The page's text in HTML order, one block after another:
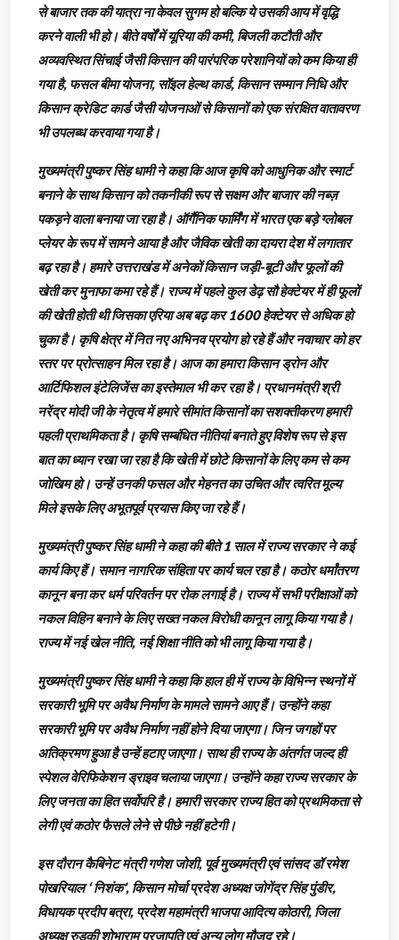
से बाजार तक की यात्रा ना केवल सुगम हो बल्कि ये उसकी आय में वृद्धि
करने वाली भी हो। बीते वर्षों में यूरिया की कमी, बिजली कटौती और
अव्यवस्थित सिंचाई जैसी किसान की पारंपरिक परेशानियों को कम किया ही
गया है, फसल बीमा योजना, सॉइल हेल्थ कार्ड, किसान सम्मान निधि और
किसान क्रेडिट कार्ड जैसी योजनाओं से किसानों को एक संरक्षित वातावरण
भी उपलब्ध करवाया गया है।
मुख्यमंत्री पुष्कर सिंह धामी ने कहा कि आज कृषि को आधुनिक और स्मार्ट
बनाने के साथ किसान को तकनीकी रूप से सक्षम और बाजार की नब्ज़
पकड़ने वाला बनाया जा रहा है। ऑर्गैनिक फार्मिंग में भारत एक बड़े ग्लोबल
प्लेयर के रूप में सामने आया है और जैविक खेती का दायरा देश में लगातार
बढ़ रहा है। हमारे उत्तराखंड में अनेकों किसान जड़ी-बूटी और फूलों की
खेती कर मुनाफा कमा रहे हैं। राज्य में पहले कुल डेढ़ सौ हेक्टेयर में ही फूलों
की खेती होती थी जिसका एरिया अब बढ़ कर 1600 हेक्टेयर से अधिक हो
चुका है। कृषि क्षेत्र में नित नए अभिनव प्रयोग हो रहे हैं और नवाचार को हर
स्तर पर प्रोत्साहन मिल रहा है। आज का हमारा किसान ड्रोन और
आर्टिफिशल इंटेलिजेंस का इस्तेमाल भी कर रहा है। प्रधानमंत्री श्री
नरेंद्र मोदी जी के नेतृत्व में हमारे सीमांत किसानों का सशक्तीकरण हमारी
पहली प्राथमिकता है। कृषि सम्बंधित नीतियां बनाते हुए विशेष रूप से इस
बात का ध्यान रखा जा रहा है कि खेती में छोटे किसानों के लिए कम से कम
जोखिम हो। उन्हें उनकी फसल और मेहनत का उचित और त्वरित मूल्य
मिले इसके लिए अभूतपूर्व प्रयास किए जा रहे हैं।
मुख्यमंत्री पुष्कर सिंह धामी ने कहा की बीते 1 साल में राज्य सरकार ने कई
कार्य किए हैं। समान नागरिक संहिता पर कार्य चल रहा है। कठोर धर्मांतरण
कानून बना कर धर्म परिवर्तन पर रोक लगाई है। राज्य में सभी परीक्षाओं को
नकल विहिन बनाने के लिए सख्त नकल विरोधी कानून लागू किया गया है।
राज्य में नई खेल नीति, नई शिक्षा नीति को भी लागू किया गया है।
मुख्यमंत्री पुष्कर सिंह धामी ने कहा कि हाल ही में राज्य के विभिन्न स्थनों में
सरकारी भूमि पर अवैध निर्माण के मामले सामने आए हैं। उन्होंने कहा
सरकारी भूमि पर अवैध निर्माण नहीं होने दिया जाएगा। जिन जगहों पर
अतिक्रमण हुआ है उन्हें हटाए जाएगा। साथ ही राज्य के अंतर्गत जल्द ही
स्पेशल वेरिफिकेशन ड्राइव चलाया जाएगा। उन्होंने कहा राज्य सरकार के
लिए जनता का हित सर्वोपरि है। हमारी सरकार राज्य हित को प्रथमिकता से
लेगी एवं कठोर फैसले लेने से पीछे नहीं हटेगी।
इस दौरान कैबिनेट मंत्री गणेश जोशी, पूर्व मुख्यमंत्री एवं सांसद डॉ रमेश
पोखरियाल ‘ निशंक’, किसान मोर्चा प्रदेश अध्यक्ष जोगेंद्र सिंह पुंडीर,
विधायक प्रदीप बत्रा, प्रदेश महामंत्री भाजपा आदित्य कोठारी, जिला
अध्यक्ष रुड़की शोभाराम प्रजापति एवं अन्य लोग मौजूद रहे।